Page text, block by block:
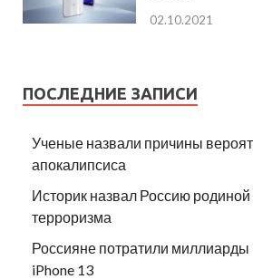
02.10.2021
ПОСЛЕДНИЕ ЗАПИСИ
Ученые назвали причины
апокалипсиса
Историк назвал Россию родиной
терроризма
Россияне потратили
iPhone 13